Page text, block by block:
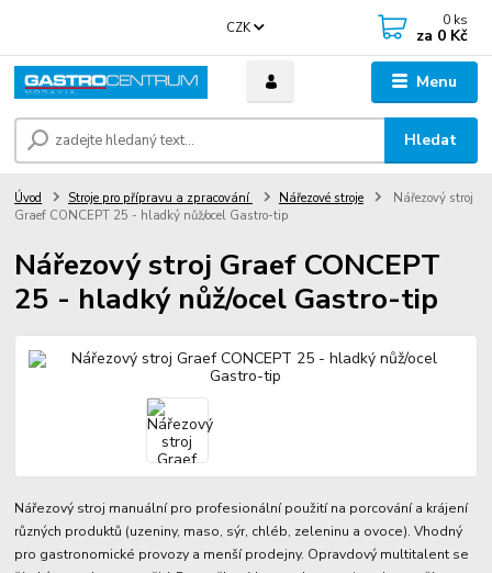
Menu
CZK
Hledat
0 ks
za 0 Kč
Úvod Stroje pro přípravu a zpracování Nářezové stroje
Nářezový stroj
Graef CONCEPT 25 - hladký nůž/ocel Gastro-tip
Nářezový stroj Graef CONCEPT
25 - hladký nůž/ocel Gastro-tip
Nářezový stroj manuální pro profesionální použití na porcování a krájení
různých produktů (uzeniny, maso, sýr, chléb, zeleninu a ovoce). Vhodný
pro gastronomické provozy a menší prodejny. Opravdový multitalent se